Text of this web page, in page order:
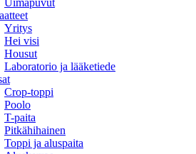
Uimapuvut
Yritys
Hei visi
Housut
Laboratorio ja lääketiede
Crop-toppi
Poolo
T-paita
Pitkähihainen
Toppi ja aluspaita